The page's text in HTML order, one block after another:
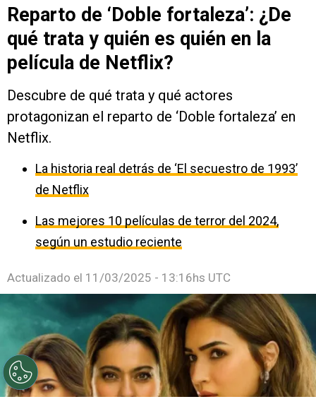
Reparto de ‘Doble fortaleza’: ¿De
qué trata y quién es quién en la
película de Netflix?
Descubre de qué trata y qué actores
protagonizan el reparto de ‘Doble fortaleza’ en
Netflix.
La historia real detrás de ‘El secuestro de 1993’
de Netflix
Las mejores 10 películas de terror del 2024,
según un estudio reciente
Actualizado el 11/03/2025 - 13:16hs UTC